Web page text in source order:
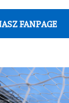
FANPAGE